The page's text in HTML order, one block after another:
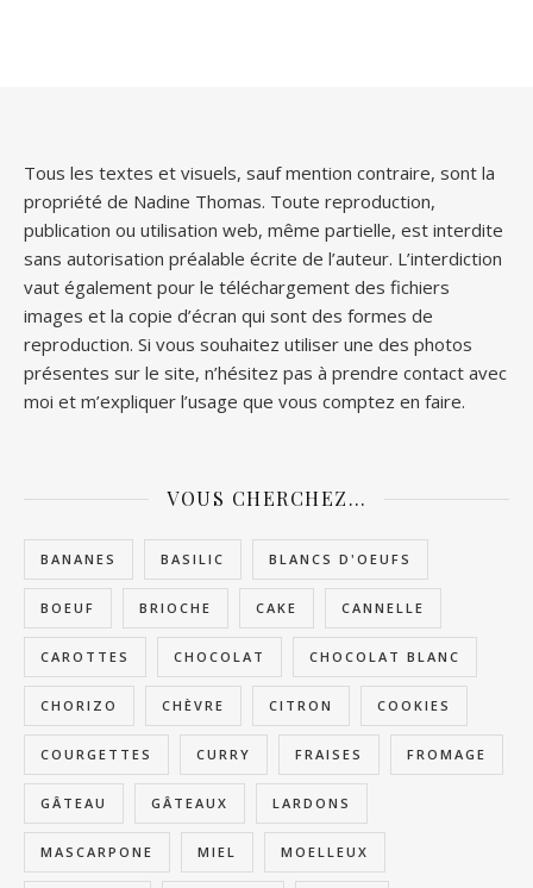
Tous les textes et visuels, sauf mention contraire, sont la
propriété de Nadine Thomas. Toute reproduction,
publication ou utilisation web, même partielle, est interdite
sans autorisation préalable écrite de l’auteur. L’interdiction
vaut également pour le téléchargement des fichiers
images et la copie d’écran qui sont des formes de
reproduction. Si vous souhaitez utiliser une des photos
présentes sur le site, n’hésitez pas à prendre contact avec
moi et m’expliquer l’usage que vous comptez en faire.
VOUS CHERCHEZ…
BANANES BASILIC BLANCS D'OEUFS
BOEUF BRIOCHE CAKE CANNELLE
CAROTTES CHOCOLAT CHOCOLAT BLANC
CHORIZO CHÈVRE CITRON COOKIES
COURGETTES CURRY FRAISES FROMAGE
GÂTEAU GÂTEAUX LARDONS
MASCARPONE MIEL MOELLEUX